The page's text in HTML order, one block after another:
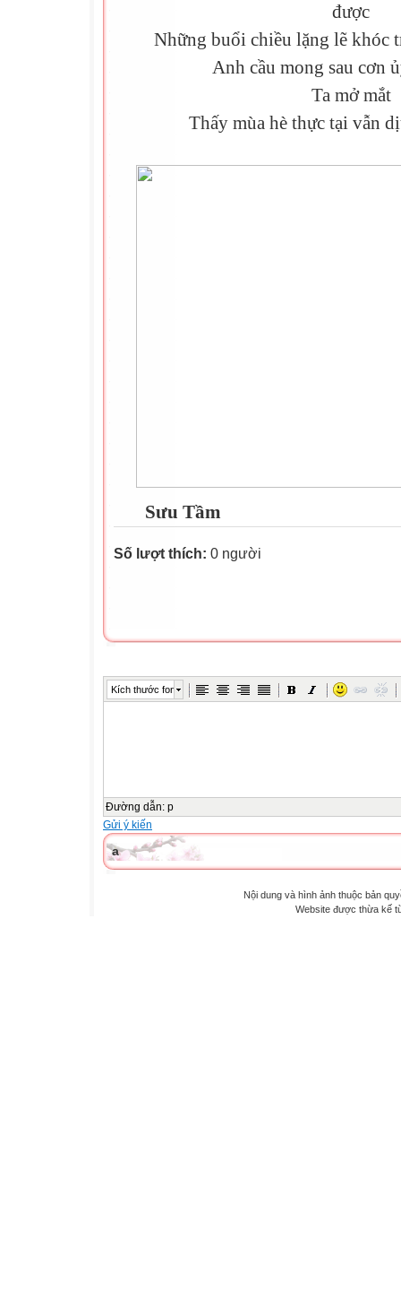
được
Những buổi chiều lặng lẽ khóc
Anh cầu mong sau cơn
Ta mở mắt
Thấy mùa hè thực tại vẫn
Sưu Tầm
Số lượt thích: 0 người
Kích thước font
Đường dẫn: p
Gửi ý kiến
a
Nội dung và hình ảnh thuộc bản
Website được thừa kế